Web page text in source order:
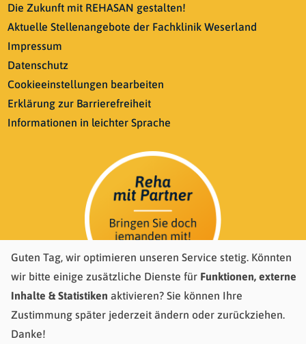
Die Zukunft mit REHASAN gestalten!
Aktuelle Stellenangebote der Fachklinik Weserland
Impressum
Datenschutz
Cookieeinstellungen bearbeiten
Erklärung zur Barrierefreiheit
Informationen in leichter Sprache
Guten Tag, wir optimieren unseren Service stetig. Könnten
wir bitte einige zusätzliche Dienste für Funktionen, externe
Inhalte & Statistiken aktivieren? Sie können Ihre
Zustimmung später jederzeit ändern oder zurückziehen.
Danke!